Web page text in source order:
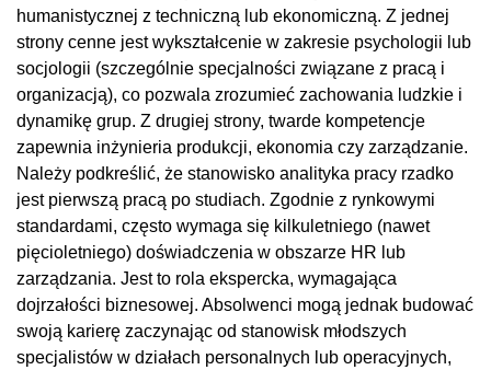
humanistycznej z techniczną lub ekonomiczną. Z jednej
strony cenne jest wykształcenie w zakresie psychologii lub
socjologii (szczególnie specjalności związane z pracą i
organizacją), co pozwala zrozumieć zachowania ludzkie i
dynamikę grup. Z drugiej strony, twarde kompetencje
zapewnia inżynieria produkcji, ekonomia czy zarządzanie.
Należy podkreślić, że stanowisko analityka pracy rzadko
jest pierwszą pracą po studiach. Zgodnie z rynkowymi
standardami, często wymaga się kilkuletniego (nawet
pięcioletniego) doświadczenia w obszarze HR lub
zarządzania. Jest to rola ekspercka, wymagająca
dojrzałości biznesowej. Absolwenci mogą jednak budować
swoją karierę zaczynając od stanowisk młodszych
specjalistów w działach personalnych lub operacyjnych,